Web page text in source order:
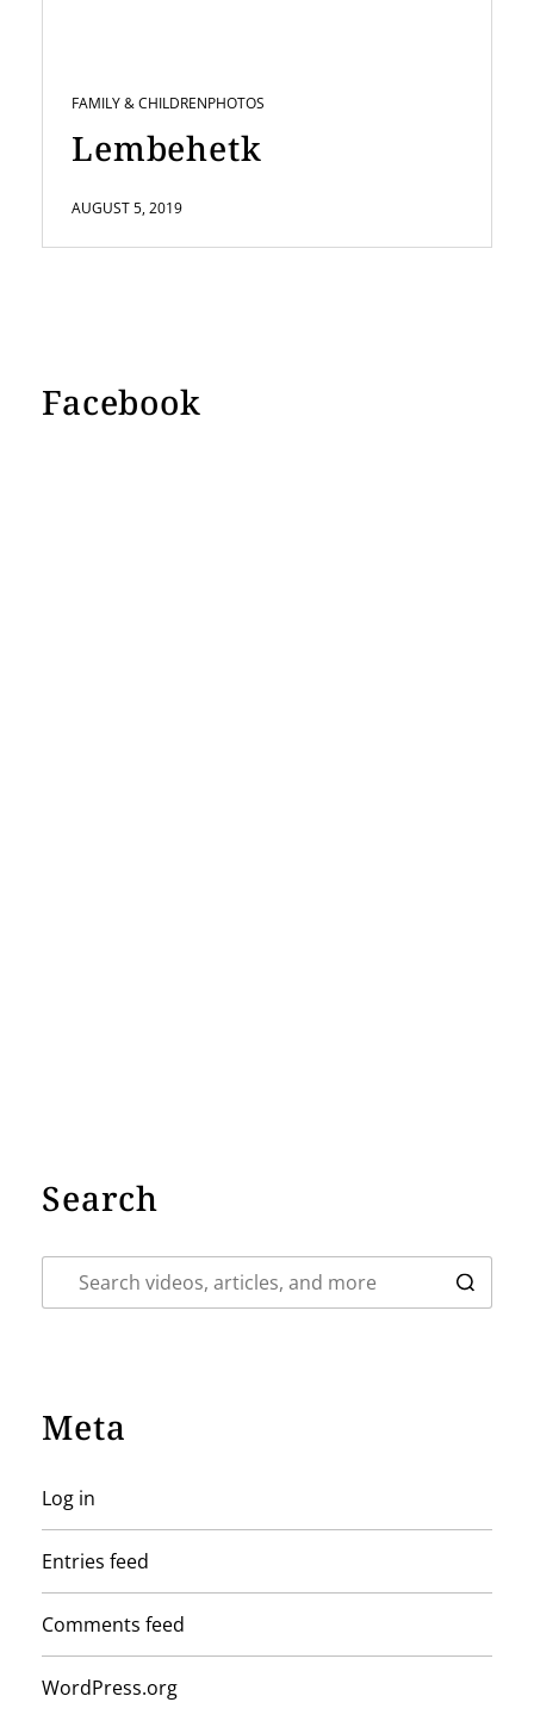
FAMILY & CHILDRENPHOTOS
Lembehetk
AUGUST 5, 2019
Facebook
Search
Meta
Log in
Entries feed
Comments feed
WordPress.org